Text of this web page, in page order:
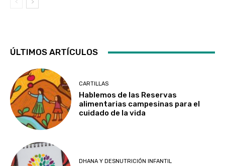
ÚLTIMOS ARTÍCULOS
CARTILLAS
Hablemos de las Reservas
alimentarias campesinas para el
cuidado de la vida
DHANA Y DESNUTRICIÓN INFANTIL